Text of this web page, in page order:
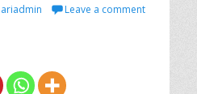
ariadmin Leave a comment